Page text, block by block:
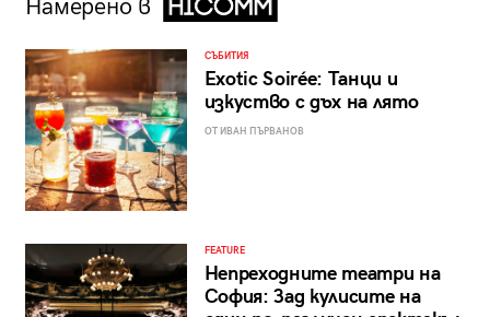
Намерено в
СЪБИТИЯ
Exotic Soirée: Танци и
изкуство с дъх на лято
ОТ ИВАН ПЪРВАНОВ
FEATURE
Непреходните театри на
София: Зад кулисите на